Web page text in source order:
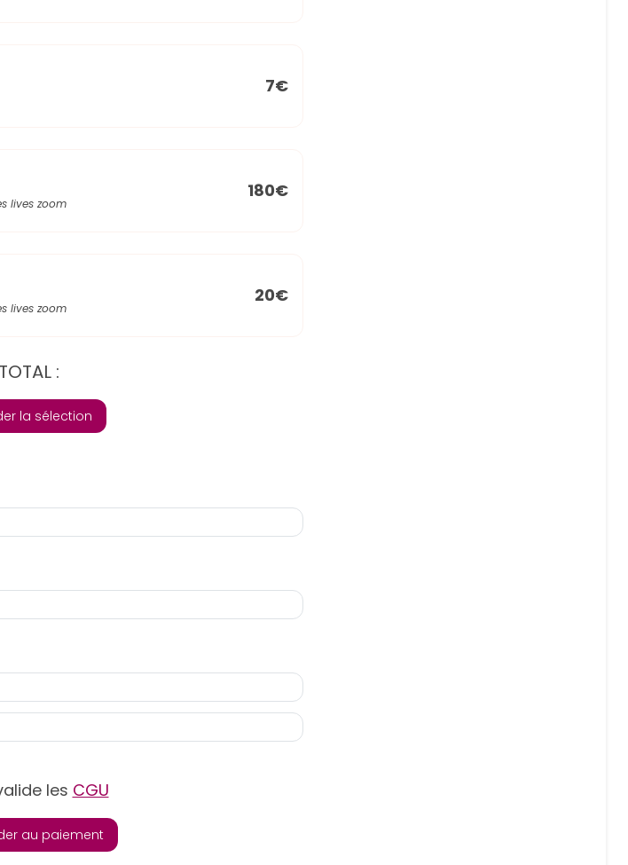
7€
lives zoom
180€
lives zoom
20€
TOTAL :
la sélection
les CGU
au paiement